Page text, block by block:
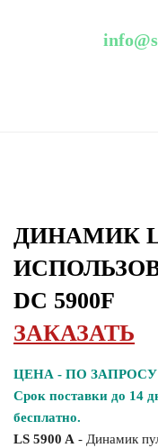
ДИНАМИК
DC 5900F
ЗАКАЗАТЬ
ЦЕНА - ПО ЗАПРОСУ
Срок поставки до 14
бесплатно.
LS 5900 A - Динамик